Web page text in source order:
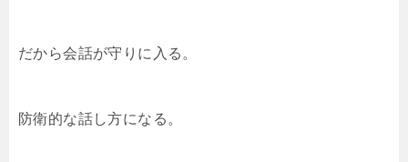
だから会話が守りに入る。
防衛的な話し方になる。